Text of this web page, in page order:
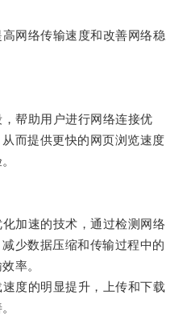
络传输速度和改善网络稳
帮助用户进行网络连接优
而提供更快的网页浏览速度
速的技术，通过检测网络
少数据压缩和传输过程中的
率。
的明显提升，上传和下载